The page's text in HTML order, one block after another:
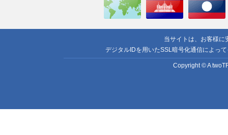
当サイトは、お客様に
デジタルIDを用いたSSL暗号化通信によっ
Copyright © A